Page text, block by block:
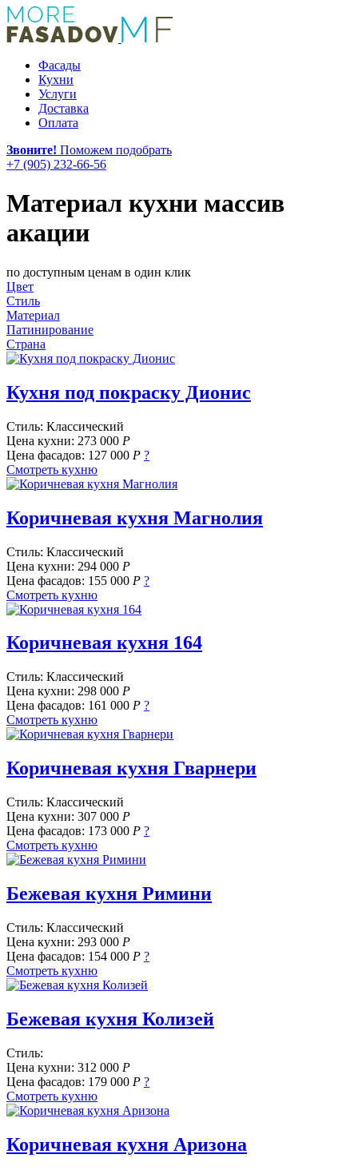
Фасады
Кухни
Услуги
Доставка
Оплата
Звоните! Поможем подобрать
+7 (905) 232-66-56
Материал кухни массив
акации
по доступным ценам в один клик
Цвет
Стиль
Материал
Патинирование
Страна
Кухня под покраску Дионис
Стиль: Классический
Цена кухни: 273 000 Р
Цена фасадов: 127 000 Р ?
Смотреть кухню
Коричневая кухня Магнолия
Стиль: Классический
Цена кухни: 294 000 Р
Цена фасадов: 155 000 Р ?
Смотреть кухню
Коричневая кухня 164
Стиль: Классический
Цена кухни: 298 000 Р
Цена фасадов: 161 000 Р ?
Смотреть кухню
Коричневая кухня Гварнери
Стиль: Классический
Цена кухни: 307 000 Р
Цена фасадов: 173 000 Р ?
Смотреть кухню
Бежевая кухня Римини
Стиль: Классический
Цена кухни: 293 000 Р
Цена фасадов: 154 000 Р ?
Смотреть кухню
Бежевая кухня Колизей
Стиль:
Цена кухни: 312 000 Р
Цена фасадов: 179 000 Р ?
Смотреть кухню
Коричневая кухня Аризона